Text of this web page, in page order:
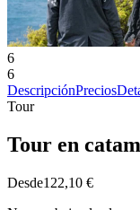
6
6
DescripciónPrecios
Tour
Tour en
Desde122,10 €